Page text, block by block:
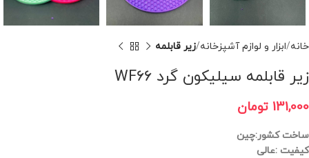
خانه ابزار و لوازم آشپزخانه زیر قابلمه
زیر قابلمه سیلیکون گرد WF۶۶
131,000 تومان
ساخت کشور:چین
کیفیت :عالی